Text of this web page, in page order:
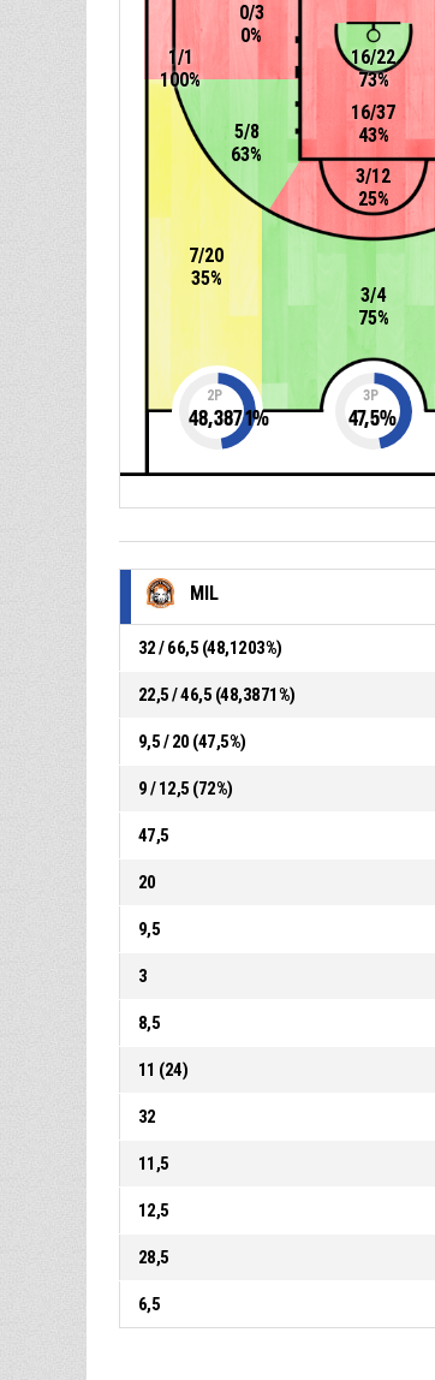
3/12
25%
5/8
63%
0/3
0%
16/37
43%
16/22
73%
3/4
75%
7/20
35%
1/1
100%
2P
48,3871%
3P
47,5%
MIL
32 / 66,5 (48,1203%)
22,5 / 46,5 (48,3871%)
9,5 / 20 (47,5%)
9 / 12,5 (72%)
47,5
20
9,5
3
8,5
11 (24)
32
11,5
12,5
28,5
6,5